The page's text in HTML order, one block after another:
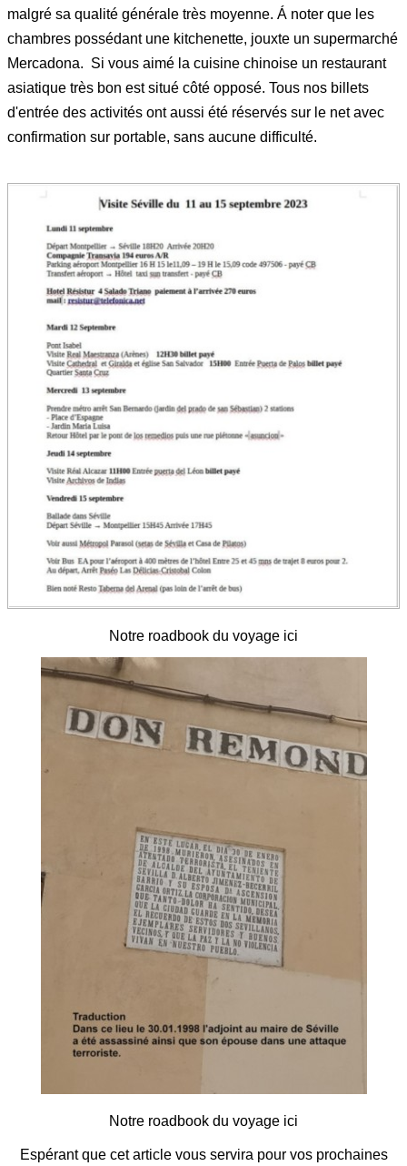
malgré sa qualité générale très moyenne. Á noter que les
chambres possédant une kitchenette, jouxte un supermarché
Mercadona. Si vous aimé la cuisine chinoise un restaurant
asiatique très bon est situé côté opposé. Tous nos billets
d'entrée des activités ont aussi été réservés sur le net avec
confirmation sur portable, sans aucune difficulté.
Notre roadbook du voyage ici
Notre roadbook du voyage ici
Espérant que cet article vous servira pour vos prochaines